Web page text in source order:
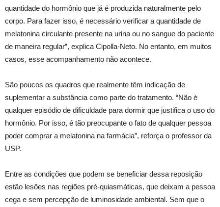
quantidade do hormônio que já é produzida naturalmente pelo
corpo. Para fazer isso, é necessário verificar a quantidade de
melatonina circulante presente na urina ou no sangue do paciente
de maneira regular”, explica Cipolla-Neto. No entanto, em muitos
casos, esse acompanhamento não acontece.
São poucos os quadros que realmente têm indicação de
suplementar a substância como parte do tratamento. “Não é
qualquer episódio de dificuldade para dormir que justifica o uso do
hormônio. Por isso, é tão preocupante o fato de qualquer pessoa
poder comprar a melatonina na farmácia”, reforça o professor da
USP.
Entre as condições que podem se beneficiar dessa reposição
estão lesões nas regiões pré-quiasmáticas, que deixam a pessoa
cega e sem percepção de luminosidade ambiental. Sem que o